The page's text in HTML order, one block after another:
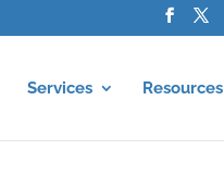
Services Resources